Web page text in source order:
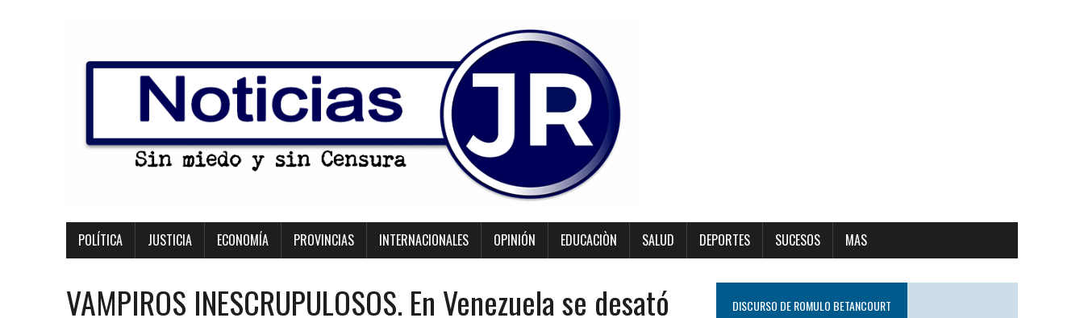
POLÍTICA JUSTICIA ECONOMÍA PROVINCIAS INTERNACIONALES OPINIÓN EDUCACIÒN SALUD DEPORTES SUCESOS MAS
VAMPIROS INESCRUPULOSOS. En Venezuela se desató
DISCURSO DE ROMULO BETANCOURT